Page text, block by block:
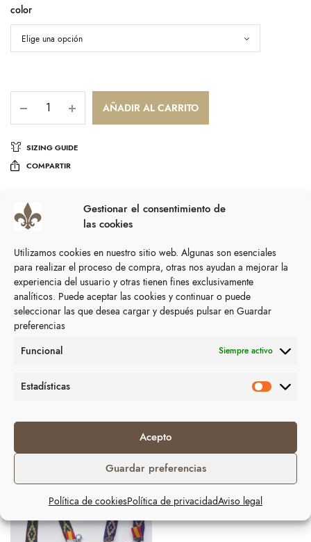
Gestionar el consentimiento de
las cookies
Utilizamos cookies en nuestro sitio web. Algunas son esenciales
para realizar el proceso de compra, otras nos ayudan a mejorar la
experiencia del usuario y otras tienen fines exclusivamente
analíticos. Puede aceptar las cookies y continuar o puede
seleccionar las que desea cargar y después pulsar en Guardar
preferencias
Funcional
Siempre activo
Estadísticas
Acepto
Guardar preferencias
Política de cookiesPolítica de privacidadAviso legal
color
AÑADIR AL CARRITO
SIZING GUIDE
COMPARTIR
Categoría:
Cuelga mascarillas y cuelga gafas
Descripción
Información adicional
Color a elegir.
Productos relacionados